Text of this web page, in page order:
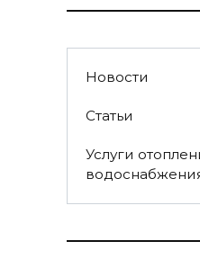
Новости
Статьи
Услуги